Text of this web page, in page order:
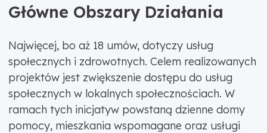
Główne Obszary Działania
Najwięcej, bo aż 18 umów, dotyczy usług
społecznych i zdrowotnych. Celem realizowanych
projektów jest zwiększenie dostępu do usług
społecznych w lokalnych społecznościach. W
ramach tych inicjatyw powstaną dzienne domy
pomocy, mieszkania wspomagane oraz usługi